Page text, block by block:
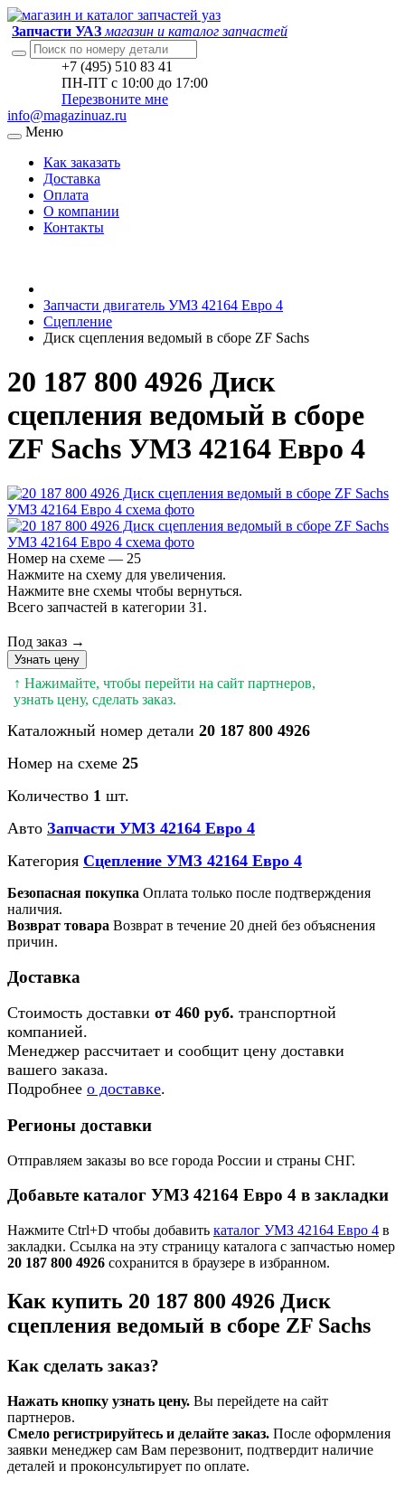
Запчасти УАЗ магазин и каталог запчастей
+7 (495) 510 83 41
ПН-ПТ с 10:00 до 17:00
Перезвоните мне
info@magazinuaz.ru
Меню
Как заказать
Доставка
Оплата
О компании
Контакты
Запчасти двигатель УМЗ 42164 Евро 4
Сцепление
Диск сцепления ведомый в сборе ZF Sachs
20 187 800 4926 Диск
сцепления ведомый в сборе
ZF Sachs УМЗ 42164 Евро 4
Номер на схеме — 25
Нажмите на схему для увеличения.
Нажмите вне схемы чтобы вернуться.
Всего запчастей в категории 31.
Под заказ →
Узнать цену
↑ Нажимайте, чтобы перейти на сайт партнеров,
узнать цену, сделать заказ.
Каталожный номер детали 20 187 800 4926
Номер на схеме 25
Количество 1 шт.
Авто Запчасти УМЗ 42164 Евро 4
Категория Сцепление УМЗ 42164 Евро 4
Безопасная покупка Оплата только после подтверждения
наличия.
Возврат товара Возврат в течение 20 дней без объяснения
причин.
Доставка
Стоимость доставки от 460 руб. транспортной
компанией.
Менеджер рассчитает и сообщит цену доставки
вашего заказа.
Подробнее о доставке.
Регионы доставки
Отправляем заказы во все города России и страны СНГ.
Добавьте каталог УМЗ 42164 Евро 4 в закладки
Нажмите Ctrl+D чтобы добавить каталог УМЗ 42164 Евро 4 в
закладки. Ссылка на эту страницу каталога с запчастью номер
20 187 800 4926 сохранится в браузере в избранном.
Как купить 20 187 800 4926 Диск
сцепления ведомый в сборе ZF Sachs
Как сделать заказ?
Нажать кнопку узнать цену. Вы перейдете на сайт
партнеров.
Смело регистрируйтесь и делайте заказ. После оформления
заявки менеджер сам Вам перезвонит, подтвердит наличие
деталей и проконсультирует по оплате.